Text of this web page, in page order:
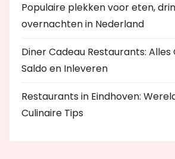
Populaire plekken voor eten,
overnachten in Nederland
Diner Cadeau Restaurants: Alles
Saldo en Inleveren
Restaurants in Eindhoven:
Culinaire Tips